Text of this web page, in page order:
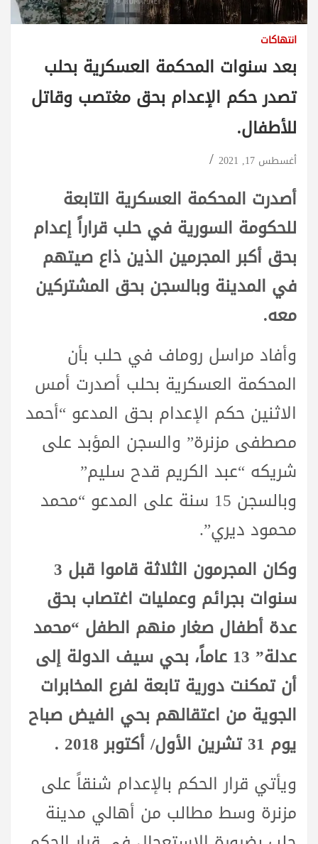
انتهاكات
بعد سنوات المحكمة العسكرية بحلب
تصدر حكم الإعدام بحق مغتصب وقاتل
للأطفال.
أغسطس 17, 2021
أصدرت المحكمة العسكرية التابعة
للحكومة السورية في حلب قراراً إعدام
بحق أكبر المجرمين الذين ذاع صيتهم
في المدينة وبالسجن بحق المشتركين
معه.
وأفاد مراسل روماف في حلب بأن
المحكمة العسكرية بحلب أصدرت أمس
الاثنين حكم الإعدام بحق المدعو “أحمد
مصطفى مزنرة” والسجن المؤبد على
شريكه “عبد الكريم قدح سليم”
وبالسجن 15 سنة على المدعو “محمد
محمود ديري”.
وكان المجرمون الثلاثة قاموا قبل 3
سنوات بجرائم وعمليات اغتصاب بحق
عدة أطفال صغار منهم الطفل “محمد
عدلة” 13 عاماً، بحي سيف الدولة إلى
أن تمكنت دورية تابعة لفرع المخابرات
الجوية من اعتقالهم بحي الفيض صباح
يوم 31 تشرين الأول/ أكتوبر 2018 .
ويأتي قرار الحكم بالإعدام شنقاً على
مزنرة وسط مطالب من أهالي مدينة